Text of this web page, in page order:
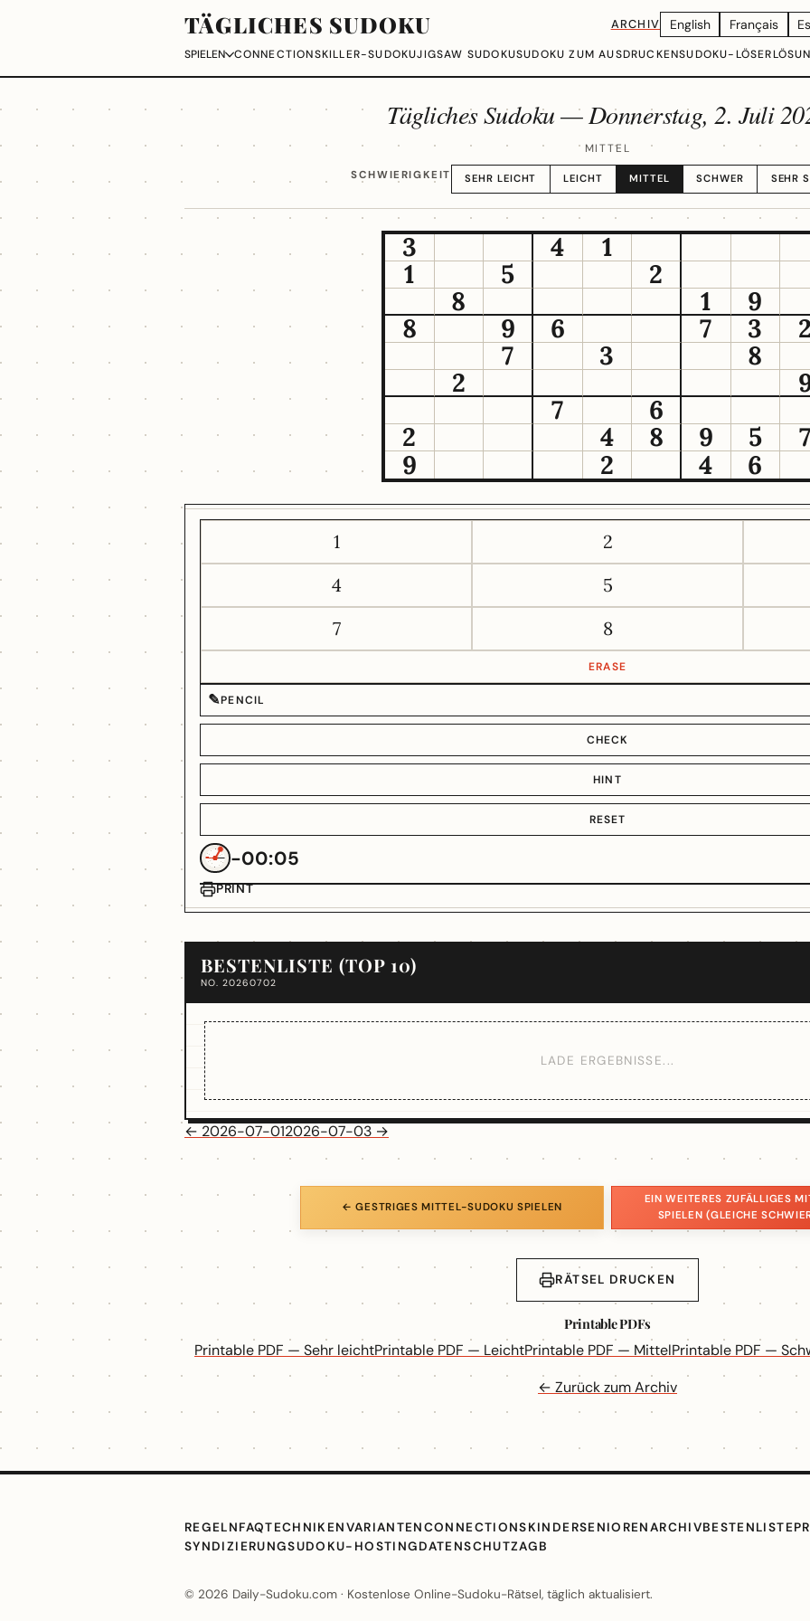
TÄGLICHES SUDOKU ARCHIV English Français
SPIELEN CONNECTIONSKILLER-SUDOKUJIGSAW SUDOKUSUDOKU ZUM AUSDRUCKENSUDOKU-LÖSER
Tägliches Sudoku —Donnerstag, 2. Juli
MITTEL
SCHWIERIGKEIT SEHR LEICHT LEICHT MITTEL SCHWER SEHR
3 4
1
1
5
2
8
1
9
8
9 6 7 3
2
7
3
8
2
7
6
2
4 8 9 5
7
9
2 4 6
1 2
4
5
7
8
ERASE
✎PENCIL
CHECK
HINT
RESET
-00:05
PRINT
BESTENLISTE (TOP 10)
NO. 20260702
LADE ERGEBNISSE...
← 2026-07-012026-07-03 →
← GESTRIGES MITTEL-SUDOKU SPIELEN
EIN WEITERES ZUFÄLLIGES
SPIELEN (GLEICHE
RÄTSEL DRUCKEN
Printable PDFs
Printable PDF — Sehr leichtPrintable PDF — LeichtPrintable PDF — MittelPrintable PDF —
← Zurück zum Archiv
REGELNFAQTECHNIKENVARIANTENCONNECTIONSKINDERSENIORENARCHIVBESTENLISTE
SYNDIZIERUNGSUDOKU-HOSTINGDATENSCHUTZAGB
© 2026 Daily-Sudoku.com · Kostenlose Online-Sudoku-Rätsel, täglich aktualisiert.